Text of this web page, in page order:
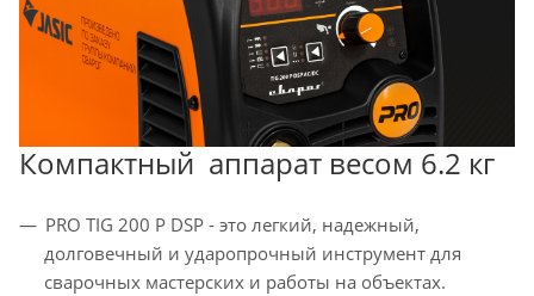
Компактный аппарат весом 6.2 кг
PRO TIG 200 P DSP - это легкий, надежный,
долговечный и ударопрочный инструмент для
сварочных мастерских и работы на объектах.